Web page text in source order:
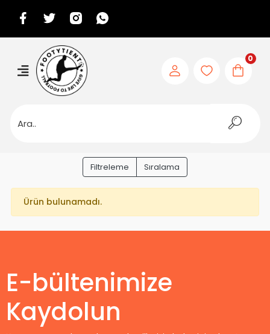
0
Filtreleme Sıralama
Ürün bulunamadı.
E-bültenimize
Kaydolun